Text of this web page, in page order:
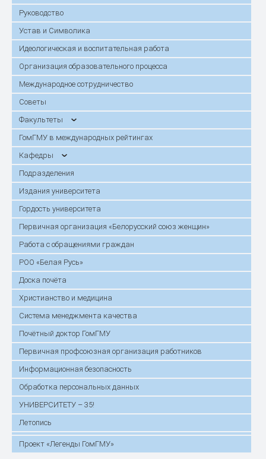
Руководство
Устав и Символика
Идеологическая и воспитательная работа
Организация образовательного процесса
Международное сотрудничество
Советы
Факультеты
ГомГМУ в международных рейтингах
Кафедры
Подразделения
Издания университета
Гордость университета
Первичная организация «Белорусский союз женщин»
Работа с обращениями граждан
РОО «Белая Русь»
Доска почёта
Христианство и медицина
Система менеджмента качества
Почётный доктор ГомГМУ
Первичная профсоюзная организация работников
Информационная безопасность
Обработка персональных данных
УНИВЕРСИТЕТУ – 35!
Летопись
Проект «Легенды ГомГМУ»